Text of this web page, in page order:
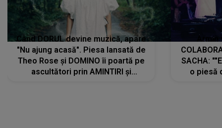
Când DORUL devine muzică, apare
"Nu ajung acasă". Piesa lansată de
Theo Rose și DOMINO îi poartă pe
ascultători prin AMINTIRI și
SACHA:
o piesă